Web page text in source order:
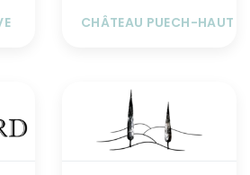
CHÂTEAU PUECH-HAUT